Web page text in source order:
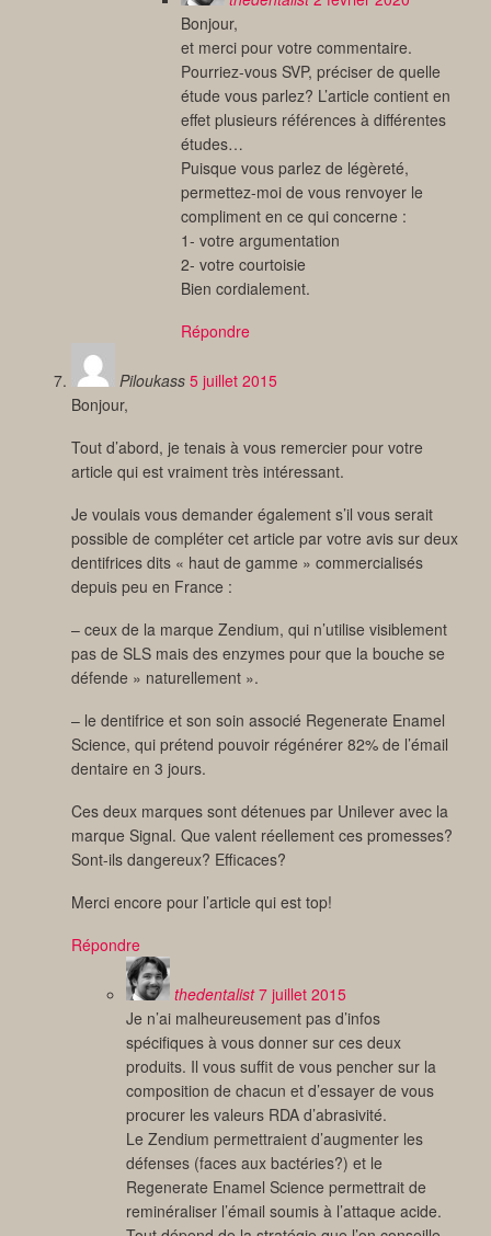
Bonjour,
et merci pour votre commentaire.
Pourriez-vous SVP, préciser de quelle
étude vous parlez? L’article contient en
effet plusieurs références à différentes
études…
Puisque vous parlez de légèreté,
permettez-moi de vous renvoyer le
compliment en ce qui concerne :
1- votre argumentation
2- votre courtoisie
Bien cordialement.
Répondre
Piloukass 5 juillet 2015
Bonjour,
Tout d’abord, je tenais à vous remercier pour votre
article qui est vraiment très intéressant.
Je voulais vous demander également s’il vous serait
possible de compléter cet article par votre avis sur deux
dentifrices dits « haut de gamme » commercialisés
depuis peu en France :
– ceux de la marque Zendium, qui n’utilise visiblement
pas de SLS mais des enzymes pour que la bouche se
défende » naturellement ».
– le dentifrice et son soin associé Regenerate Enamel
Science, qui prétend pouvoir régénérer 82% de l’émail
dentaire en 3 jours.
Ces deux marques sont détenues par Unilever avec la
marque Signal. Que valent réellement ces promesses?
Sont-ils dangereux? Efficaces?
Merci encore pour l’article qui est top!
Répondre
thedentalist 7 juillet 2015
Je n’ai malheureusement pas d’infos
spécifiques à vous donner sur ces deux
produits. Il vous suffit de vous pencher sur la
composition de chacun et d’essayer de vous
procurer les valeurs RDA d’abrasivité.
Le Zendium permettraient d’augmenter les
défenses (faces aux bactéries?) et le
Regenerate Enamel Science permettrait de
reminéraliser l’émail soumis à l’attaque acide.